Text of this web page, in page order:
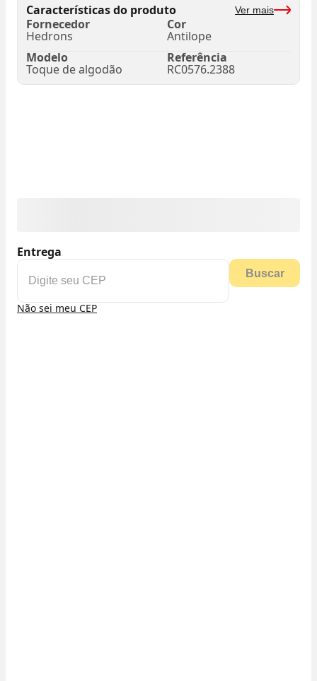
Características do produto Ver mais
Fornecedor
Hedrons
Cor
Antilope
Modelo
Toque de algodão
Referência
RC0576.2388
Entrega
Buscar
Não sei meu CEP